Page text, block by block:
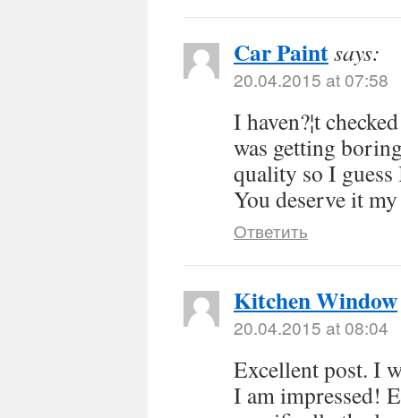
Car Paintsays:
20.04.2015 at 07:58
I haven?¦t
was getting
quality so I
You deserve it
Ответить
Kitchen Window
20.04.2015 at 08:04
Excellent post. I
I am impressed!